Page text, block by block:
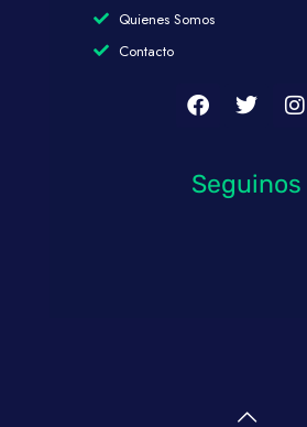
Quienes Somos
Contacto
Seguinos